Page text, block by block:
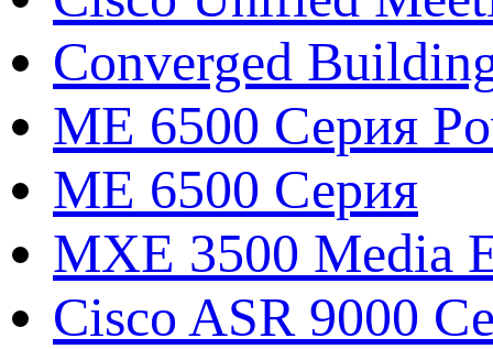
Converged
ME 6500 Серия
ME 6500 Серия
MXE 3500 Media
Cisco ASR 9000